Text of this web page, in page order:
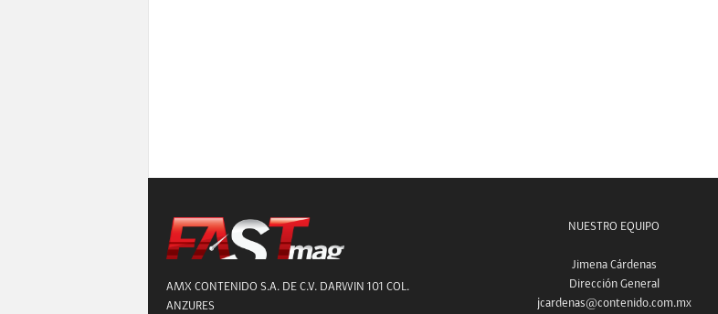
AMX CONTENIDO S.A. DE C.V. DARWIN 101 COL.
ANZURES
NUESTRO EQUIPO
Jimena Cárdenas
Dirección General
jcardenas@contenido.com.mx